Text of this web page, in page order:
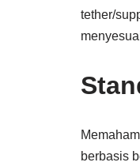
tether/
berbasis